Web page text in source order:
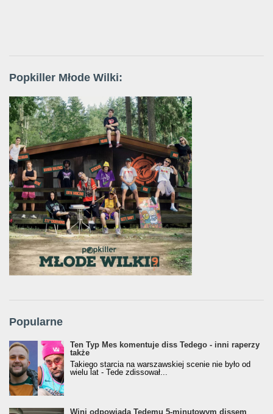
Popkiller Młode Wilki:
Popularne
Ten Typ Mes komentuje diss Tedego - inni raperzy
także
Takiego starcia na warszawskiej scenie nie było od
wielu lat - Tede zdissował...
Wini odpowiada Tedemu 5-minutowym dissem